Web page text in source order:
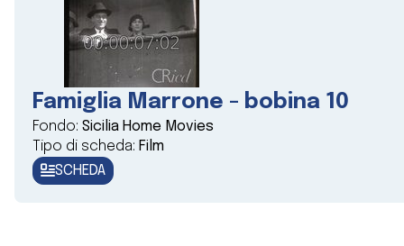
Famiglia Marrone - bobina 10
Fondo: Sicilia Home Movies
Tipo di scheda: Film
SCHEDA